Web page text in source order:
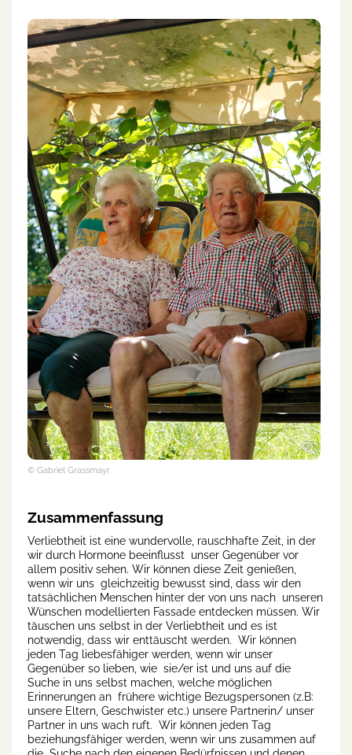
© Gabriel Grassmayr
Zusammenfassung
Verliebtheit ist eine wundervolle, rauschhafte Zeit, in der
wir durch Hormone beeinflusst unser Gegenüber vor
allem positiv sehen. Wir können diese Zeit genießen,
wenn wir uns gleichzeitig bewusst sind, dass wir den
tatsächlichen Menschen hinter der von uns nach unseren
Wünschen modellierten Fassade entdecken müssen. Wir
täuschen uns selbst in der Verliebtheit und es ist
notwendig, dass wir enttäuscht werden. Wir können
jeden Tag liebesfähiger werden, wenn wir unser
Gegenüber so lieben, wie sie/er ist und uns auf die
Suche in uns selbst machen, welche möglichen
Erinnerungen an frühere wichtige Bezugspersonen (z.B:
unsere Eltern, Geschwister etc.) unsere Partnerin/ unser
Partner in uns wach ruft. Wir können jeden Tag
beziehungsfähiger werden, wenn wir uns zusammen auf